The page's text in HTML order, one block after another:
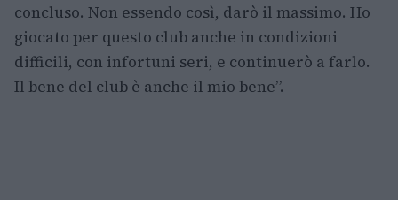
concluso. Non essendo così, darò il massimo. Ho
giocato per questo club anche in condizioni
difficili, con infortuni seri, e continuerò a farlo.
Il bene del club è anche il mio bene”.